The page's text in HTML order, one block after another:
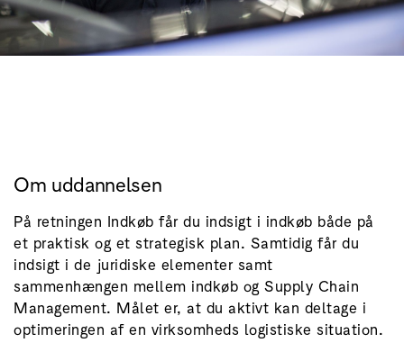
Om uddannelsen
På retningen Indkøb får du indsigt i indkøb både på
et praktisk og et strategisk plan. Samtidig får du
indsigt i de juridiske elementer samt
sammenhængen mellem indkøb og Supply Chain
Management. Målet er, at du aktivt kan deltage i
optimeringen af en virksomheds logistiske situation.